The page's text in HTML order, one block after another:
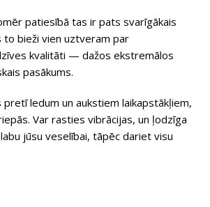
patiesībā tas ir pats svarīgākais
to bieži vien uztveram par
kvalitāti — dažos ekstremālos
pasākums.
ledum un aukstiem laikapstākļiem,
Var rasties vibrācijas, un ļodzīga
jūsu veselībai, tāpēc dariet visu